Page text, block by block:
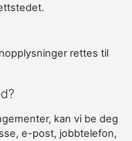
rettes til
kan vi be deg
e-post, jobbtelefon,